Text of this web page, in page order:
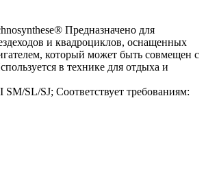
Предназначено для
и квадроциклов, оснащенных
который может быть совмещен с
в технике для отдыха и
SL/SJ; Соответствует требованиям: